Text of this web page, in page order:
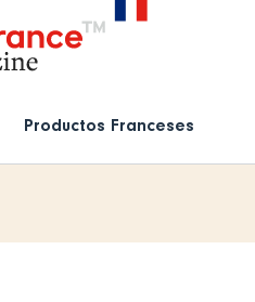
Productos Franceses